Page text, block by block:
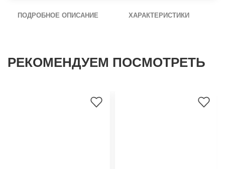
ПОДРОБНОЕ ОПИСАНИЕ ХАРАКТЕРИСТИКИ
РЕКОМЕНДУЕМ ПОСМОТРЕТЬ